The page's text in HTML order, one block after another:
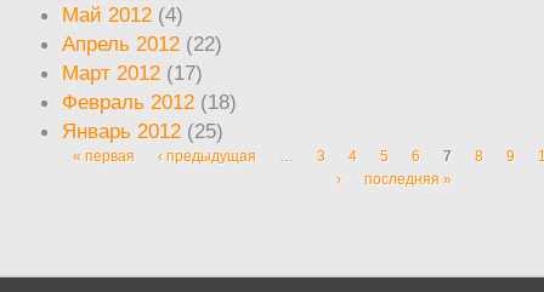
Май 2012 (4)
Апрель 2012 (22)
Март 2012 (17)
Февраль 2012 (18)
Январь 2012 (25)
Страницы
« первая ‹ предыдущая … 3 4 5 6 7 8 9
›
последняя »